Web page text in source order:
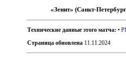
«Зенит» (Санкт-
Технические данные этого матча: •
Страница обновлена 11.11.2024